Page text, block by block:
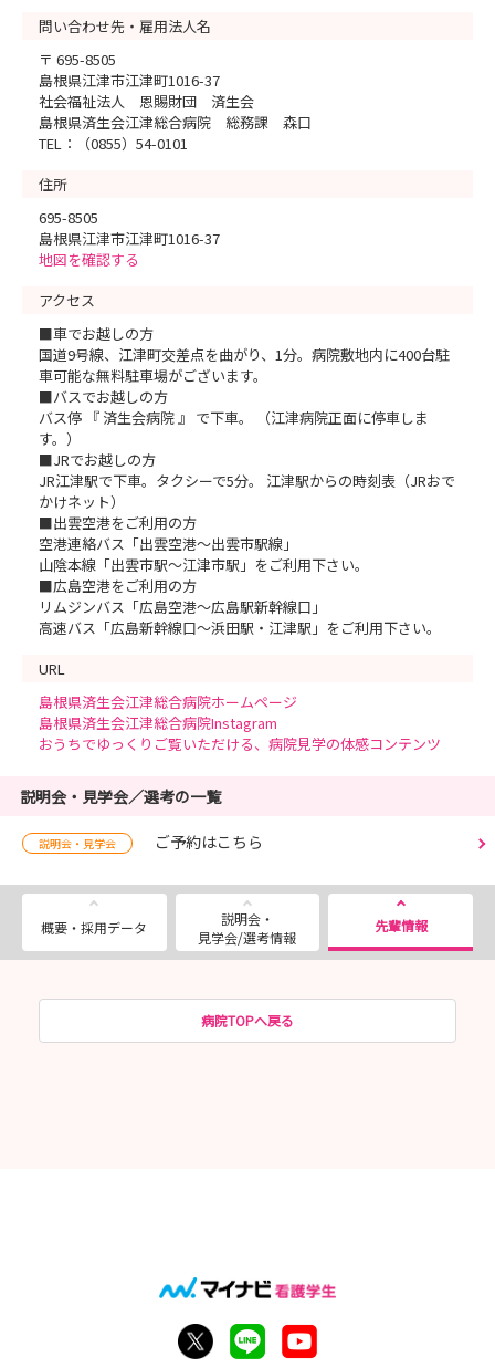
問い合わせ先・雇用法人名
〒 695-8505
島根県江津市江津町1016-37
社会福祉法人 恩賜財団 済生会
島根県済生会江津総合病院 総務課 森口
TEL：（0855）54-0101
住所
695-8505
島根県江津市江津町1016-37
地図を確認する
アクセス
■車でお越しの方
国道9号線、江津町交差点を曲がり、1分。病院敷地内に400台駐
車可能な無料駐車場がございます。
■バスでお越しの方
バス停 『 済生会病院 』 で下車。 （江津病院正面に停車しま
す。）
■JRでお越しの方
JR江津駅で下車。タクシーで5分。 江津駅からの時刻表（JRおで
かけネット）
■出雲空港をご利用の方
空港連絡バス「出雲空港～出雲市駅線」
山陰本線「出雲市駅～江津市駅」をご利用下さい。
■広島空港をご利用の方
リムジンバス「広島空港～広島駅新幹線口」
高速バス「広島新幹線口～浜田駅・江津駅」をご利用下さい。
URL
島根県済生会江津総合病院ホームページ
島根県済生会江津総合病院Instagram
おうちでゆっくりご覧いただける、病院見学の体感コンテンツ
説明会・見学会／選考の一覧
説明会・見学会 ご予約はこちら
概要・採用データ
説明会・
見学会/選考情報
先輩情報
病院TOPへ戻る